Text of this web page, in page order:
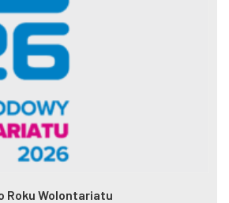
Roku Wolontariatu